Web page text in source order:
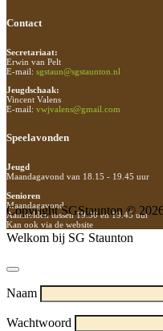
Contact
Secretariaat:
Erwin van Pelt
E-mail: sgstaun@sgstaunton.nl
Jeugdschaak:
Vincent Valens
E-mail: vwjvalens@gmail.com
Speelavonden
Jeugd
Maandagavond van 18.15 - 19.45 uur
Senioren
Maandagavond
Aanmelden tussen 19.30 en 19.45 uur
Kan ook via de website
Copyright SGStaunton ©
Welkom bij SG Staunton
Naam
Wachtwoord